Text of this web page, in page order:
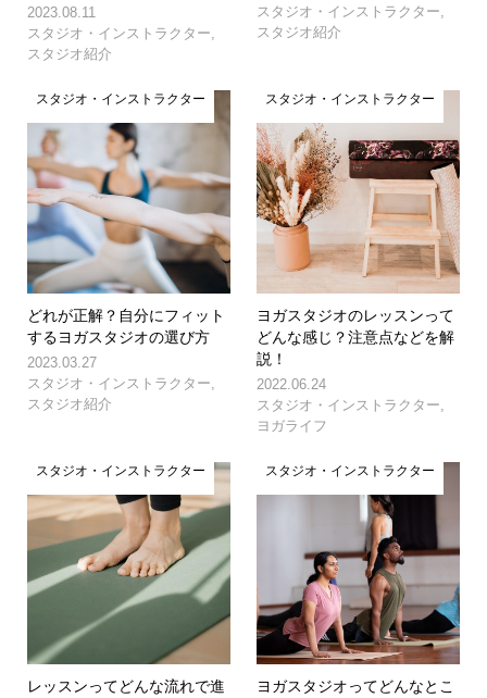
2023.08.11
スタジオ・インストラクター
スタジオ紹介
スタジオ・インストラクター
スタジオ紹介
スタジオ・インストラクター
どれが正解？自分にフィット
するヨガスタジオの選び方
2023.03.27
スタジオ・インストラクター
スタジオ紹介
スタジオ・インストラクター
ヨガスタジオのレッスンって
どんな感じ？注意点などを解
説！
2022.06.24
スタジオ・インストラクター
ヨガライフ
スタジオ・インストラクター
レッスンってどんな流れで進
スタジオ・インストラクター
ヨガスタジオってどんなとこ